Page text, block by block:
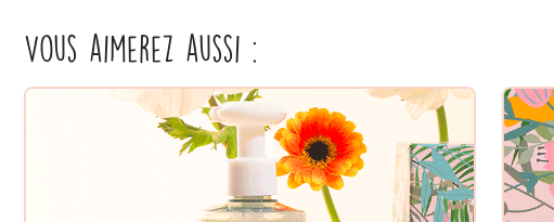
Vous aimerez aussi :